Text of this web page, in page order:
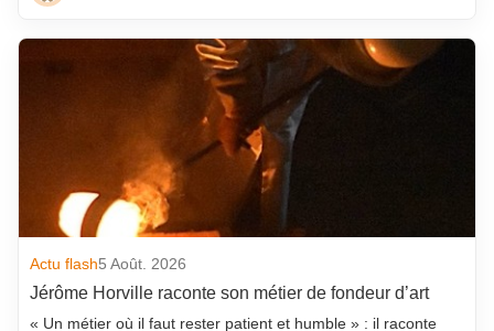
Actu flash5 Août. 2026
Jérôme Horville raconte son métier de fondeur d’art
« Un métier où il faut rester patient et humble » : il raconte